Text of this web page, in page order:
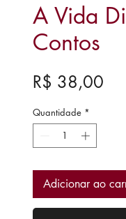
A Vida
Contos
R$ 38,00
Quantidade *
Adicionar ao